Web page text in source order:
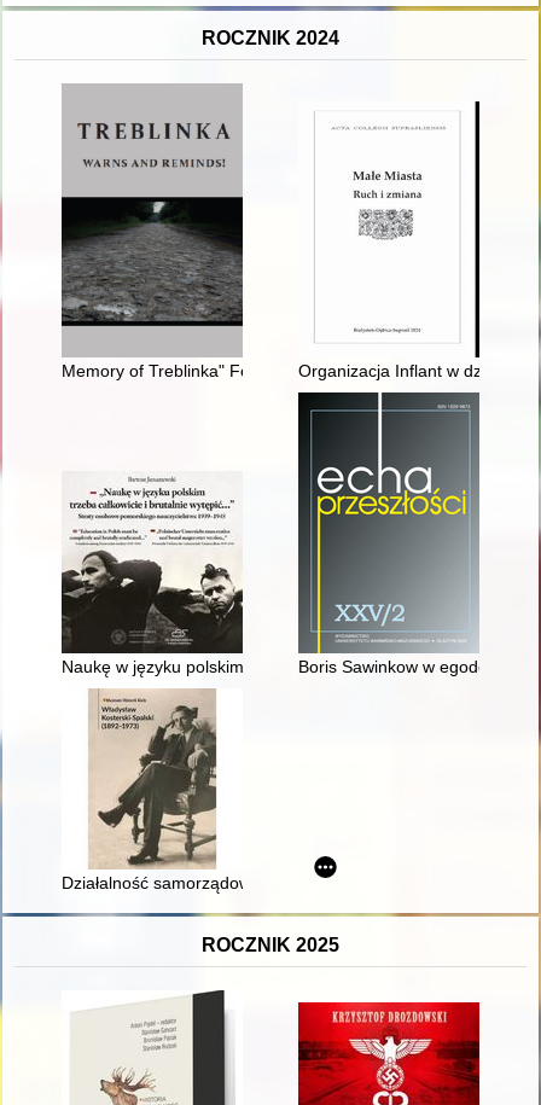
ROCZNIK 2024
Memory of Treblinka" Foundation : "Book of names" - a
Organizacja Inflant w
Naukę w języku polskim trzeba całkowicie i brutalnie
Boris Sawinkow w
Działalność samorządowa Władysława Kosterskiego-
ROCZNIK 2025